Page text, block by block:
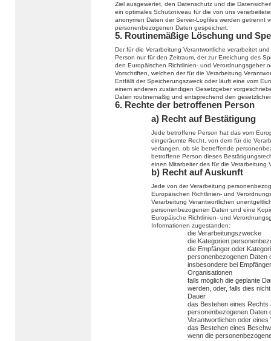
Ziel ausgewertet, den Datenschutz und die
ein optimales Schutzniveau für die von uns
anonymen Daten der Server-Logfiles werden
personenbezogenen Daten gespeichert.
5. Routinemäßige Löschung und
Der für die Verarbeitung Verantwortliche verarbeitet
Person nur für den Zeitraum, der zur Erreichung des
den Europäischen Richtlinien- und Verordnungsgeber
Vorschriften, welchen der für die Verarbeitung
Entfällt der Speicherungszweck oder läuft eine vom
einem anderen zuständigen Gesetzgeber
Daten routinemäßig und entsprechend den
6. Rechte der betroffenen Person
a) Recht auf Bestätigung
Jede betroffene Person hat das vom
eingeräumte Recht, von dem für die
verlangen, ob sie betreffende
betroffene Person dieses
einen Mitarbeiter des für die Verarbeitung
b) Recht auf Auskunft
Jede von der Verarbeitung
Europäischen Richtlinien- und
Verarbeitung Verantwortlichen
personenbezogenen Daten und eine
Europäische Richtlinien- und
Informationen zugestanden:
die Verarbeitungszwecke
die Kategorien
die Empfänger oder
personenbezogenen Daten
insbesondere bei
Organisationen
falls möglich die geplante
werden, oder, falls dies
Dauer
das Bestehen eines Rechts
personenbezogenen Daten
Verantwortlichen oder
das Bestehen eines
wenn die